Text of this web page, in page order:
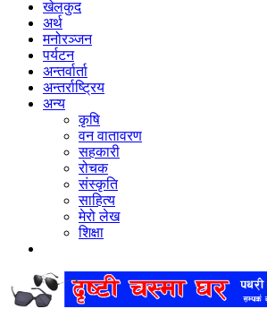
खेलकुद
अर्थ
मनोरञ्‍जन
पर्यटन
अन्तर्वार्ता
अन्तर्राष्‍ट्रिय
अन्य
कृषि
वन वातावरण
सहकारी
रोचक
संस्कृति
साहित्य
मेरो लेख
शिक्षा